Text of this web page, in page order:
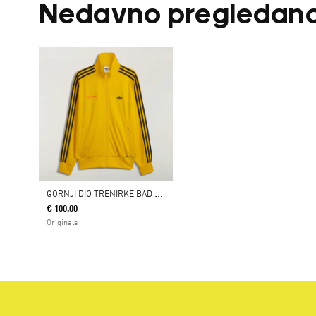
Nedavno
G
ORNJI DIO TRENIRKE BAD BUNNY FIREBIRD MADRID
€ 100.00
Originals